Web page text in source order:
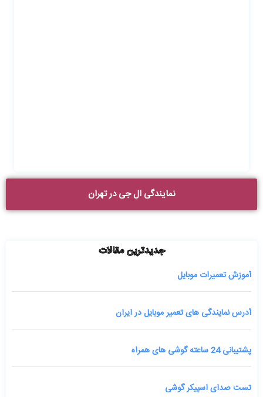
نمایندگی ال جی در تهران
جدیدترین مقالات
آموزش تعمیرات موبایل
آدرس نمایندگی های تعمیر موبایل در ایران
پشتیبانی 24 ساعته گوشی های همراه
تست صدای اسپیکر گوشی